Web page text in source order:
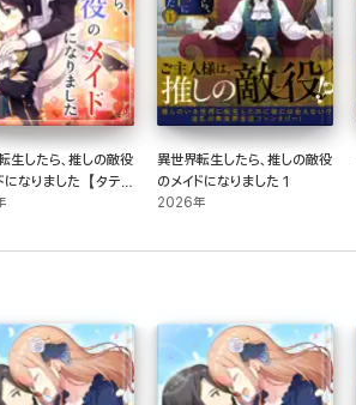
生したら、推しの敵役
になりました【タテヨ
異世界転生したら、推しの敵役
のメイドになりました 1
2026年